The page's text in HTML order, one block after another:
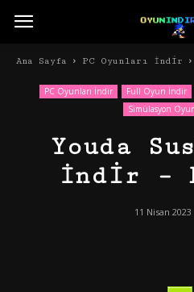
Ana Sayfa PC Oyunları İndir
PC Oyunları İndir Full Oyun İndir
Simülasyon
Youda
İndir –
11 Nisan 2023